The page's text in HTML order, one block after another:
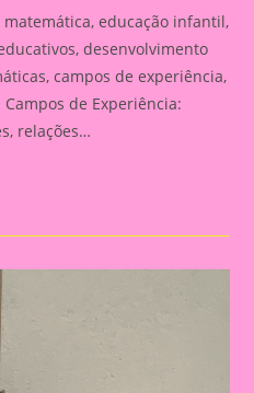
educação infantil,
desenvolvimento
campos de experiência,
de Experiência:
relações…